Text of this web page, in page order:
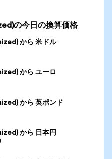
の今日の換算価格
から 米ドル
から ユーロ
から 英ポンド
から 日本円